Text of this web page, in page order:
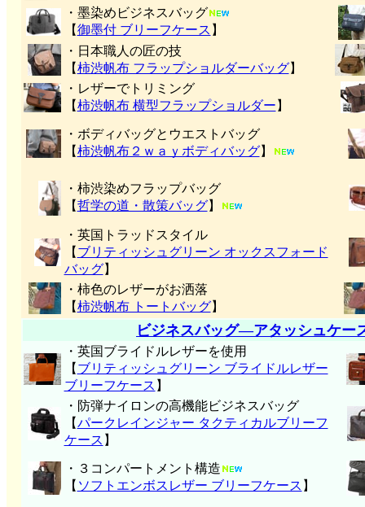
・墨染めビジネスバッグ
【御墨付 ブリーフケース 】
・日本職人の匠の技
【柿渋帆布 フラップショルダーバッグ】
・レザーでトリミング
【柿渋帆布 横型フラップショルダー 】
・ボディバッグとウエストバッグ
【柿渋帆布２ｗａｙボディバッグ】
・柿渋染めフラップバッグ
【哲学の道・散策バッグ】
・英国トラッドスタイル
【 ブリティッシュグリーン オックスフォード
バッグ】
・柿色のレザーがお洒落
【柿渋帆布 トートバッグ】
ビジネスバッグ―アタッシュケー
・英国ブライドルレザーを使用
【 ブリティッシュグリーン ブライドルレザー
ブリーフケース 】
・防弾ナイロンの高機能ビジネスバッグ
【パークレインジャー タクティカルブリーフ
ケース 】
・３コンパートメント構造
【 ソフトエンボスレザー ブリーフケース 】